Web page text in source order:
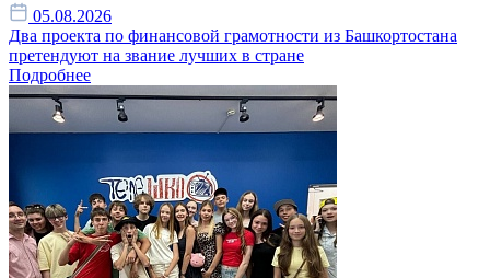
05.08.2026
Два проекта по финансовой грамотности из Башкортостана
претендуют на звание лучших в стране
Подробнее